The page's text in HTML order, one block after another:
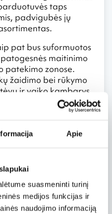
Apie
suasmeninti turinį
medijos funkcijas ir
naudojimo informaciją
taps
padvigubės jų
pat bus suformuotos
maitinimo
patekimo zonose.
žaidimo bei rūkymo
ir vaiko kambarys
uoste veikla bus
dėl ilgiau
bei kitų tarnybų
pat gali būti apribota
todėl vadovas